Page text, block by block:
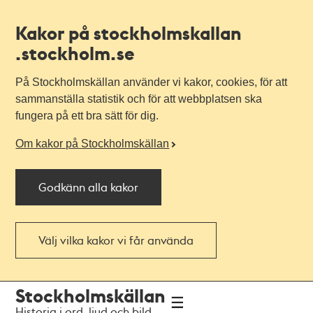
Kakor på stockholmskallan
.stockholm.se
På Stockholmskällan använder vi kakor, cookies, för att
sammanställa statistik och för att webbplatsen ska
fungera på ett bra sätt för dig.
Om kakor på Stockholmskällan
Godkänn alla kakor
Välj vilka kakor vi får använda
navigationen
huvudinnehållet
Stockholmskällan